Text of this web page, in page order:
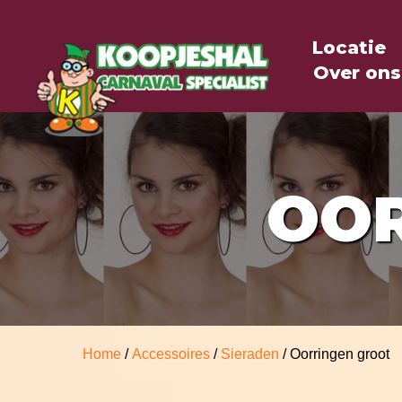
Locatie
Over ons
Home /Accessoires / Sieraden / Oorringen groot